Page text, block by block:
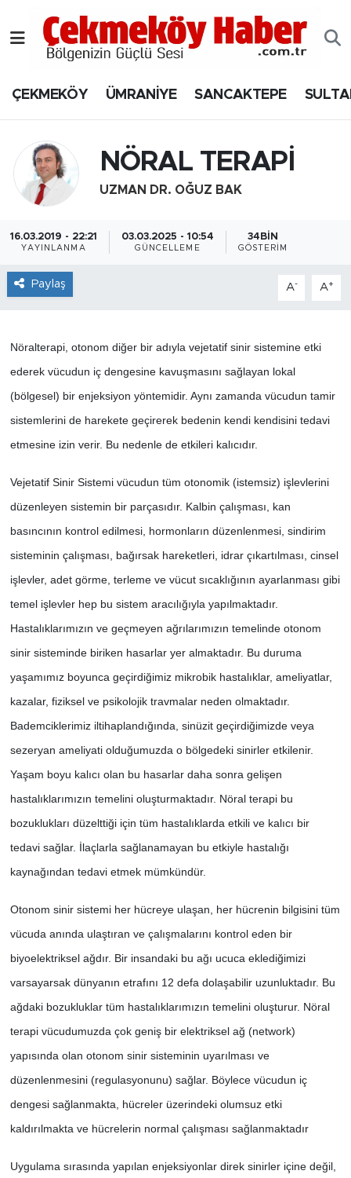
ÇEKMEKÖY ÜMRANİYE SANCAKTEPE
NÖRAL TERAPİ
UZMAN DR. OĞUZ BAK
16.03.2019 - 22:21
YAYINLANMA
03.03.2025 - 10:54
GÜNCELLEME
34BIN
GÖSTERIM
Paylaş A- A+
Nöralterapi, otonom diğer bir adıyla vejetatif sinir sistemine etki
ederek vücudun iç dengesine kavuşmasını sağlayan lokal
(bölgesel) bir enjeksiyon yöntemidir. Aynı zamanda vücudun tamir
sistemlerini de harekete geçirerek bedenin kendi kendisini tedavi
etmesine izin verir. Bu nedenle de etkileri kalıcıdır.
Vejetatif Sinir Sistemi vücudun tüm otonomik (istemsiz) işlevlerini
düzenleyen sistemin bir parçasıdır. Kalbin çalışması, kan
basıncının kontrol edilmesi, hormonların düzenlenmesi, sindirim
sisteminin çalışması, bağırsak hareketleri, idrar çıkartılması, cinsel
işlevler, adet görme, terleme ve vücut sıcaklığının ayarlanması gibi
temel işlevler hep bu sistem aracılığıyla yapılmaktadır.
Hastalıklarımızın ve geçmeyen ağrılarımızın temelinde otonom
sinir sisteminde biriken hasarlar yer almaktadır. Bu duruma
yaşamımız boyunca geçirdiğimiz mikrobik hastalıklar, ameliyatlar,
kazalar, fiziksel ve psikolojik travmalar neden olmaktadır.
Bademciklerimiz iltihaplandığında, sinüzit geçirdiğimizde veya
sezeryan ameliyati olduğumuzda o bölgedeki sinirler etkilenir.
Yaşam boyu kalıcı olan bu hasarlar daha sonra gelişen
hastalıklarımızın temelini oluşturmaktadır. Nöral terapi bu
bozuklukları düzelttiği için tüm hastalıklarda etkili ve kalıcı bir
tedavi sağlar. İlaçlarla sağlanamayan bu etkiyle hastalığı
kaynağından tedavi etmek mümkündür.
Otonom sinir sistemi her hücreye ulaşan, her hücrenin bilgisini tüm
vücuda anında ulaştıran ve çalışmalarını kontrol eden bir
biyoelektriksel ağdır. Bir insandaki bu ağı ucuca eklediğimizi
varsayarsak dünyanın etrafını 12 defa dolaşabilir uzunluktadır. Bu
ağdaki bozukluklar tüm hastalıklarımızın temelini oluşturur. Nöral
terapi vücudumuzda çok geniş bir elektriksel ağ (network)
yapısında olan otonom sinir sisteminin uyarılması ve
düzenlenmesini (regulasyonunu) sağlar. Böylece vücudun iç
dengesi sağlanmakta, hücreler üzerindeki olumsuz etki
kaldırılmakta ve hücrelerin normal çalışması sağlanmaktadır
Uygulama sırasında yapılan enjeksiyonlar direk sinirler içine değil,
Nöbetçi Eczaneler
Hava Durumu
Namaz Vakitleri
Trafik Durumu
Son Dakika Haberleri